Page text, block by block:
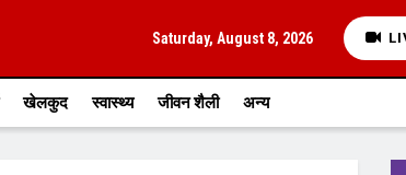
Saturday, August 8, 2026
खेलकुद स्वास्थ्य जीवन शैली अन्य